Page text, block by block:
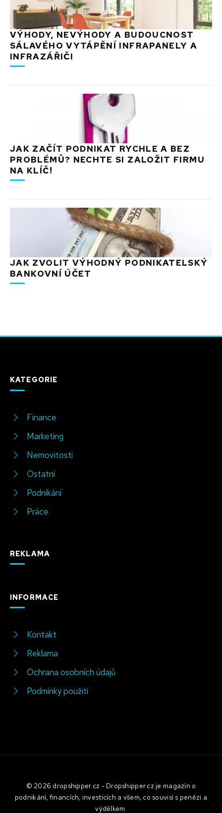
VÝHODY, NEVÝHODY A BUDOUCNOST
SÁLAVÉHO VYTÁPĚNÍ INFRAPANELY A
INFRAZÁŘIČI
JAK ZAČÍT PODNIKAT RYCHLE A BEZ
PROBLÉMŮ? NECHTE SI ZALOŽIT FIRMU
NA KLÍČ!
JAK ZVOLIT VÝHODNÝ PODNIKATELSKÝ
BANKOVNÍ ÚČET
KATEGORIE
Finance
Marketing
Nemovitosti
Ostatní
Podnikání
Práce
REKLAMA
INFORMACE
Kontakt
Reklama
Ochrana osobních údajů
Podmínky použití
© 2026 dropshipper.cz - Dropshipper.cz je magazín o
podnikání, financích, investicích a všem, co souvisí s penězi a
výdělkem.